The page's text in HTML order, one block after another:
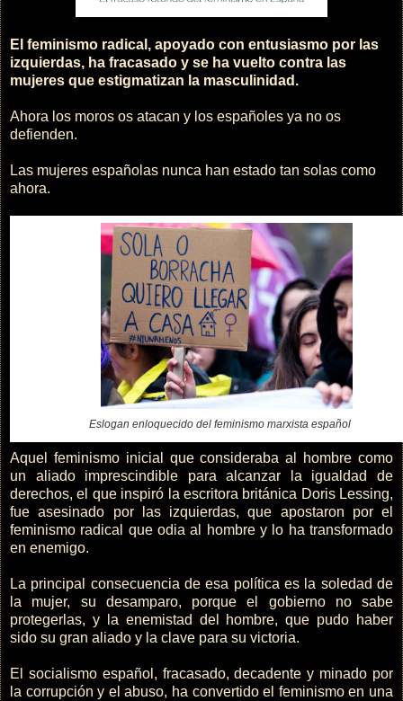
El feminismo radical, apoyado con entusiasmo por las
izquierdas, ha fracasado y se ha vuelto contra las
mujeres que estigmatizan la masculinidad.
Ahora los moros os atacan y los españoles ya no os
defienden.
Las mujeres españolas nunca han estado tan solas como
ahora.
Eslogan enloquecido del feminismo marxista español
Aquel feminismo inicial que consideraba al hombre como
un aliado imprescindible para alcanzar la igualdad de
derechos, el que inspiró la escritora británica Doris Lessing,
fue asesinado por las izquierdas, que apostaron por el
feminismo radical que odia al hombre y lo ha transformado
en enemigo.
La principal consecuencia de esa política es la soledad de
la mujer, su desamparo, porque el gobierno no sabe
protegerlas, y la enemistad del hombre, que pudo haber
sido su gran aliado y la clave para su victoria.
El socialismo español, fracasado, decadente y minado por
la corrupción y el abuso, ha convertido el feminismo en una